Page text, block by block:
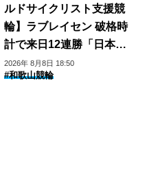
ルドサイクリスト支援競
輪】ラブレイセン 破格時
計で来日12連勝「日本の
ファンにパワーを見せら
れて良かった」
2026年 8月8日 18:50
#和歌山競輪